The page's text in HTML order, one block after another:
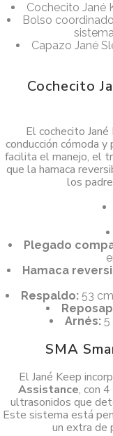
Cochecito Jané
Bolso
Capazo Jané
Cochecito
El cochecito
conducción cómoda y
facilita el manejo, el
que la hamaca
los
Plegado
Hamaca
Respaldo:53 cm
Arnés: 5
SMA
El Jané Keep
Assistance, con
ultrasonidos que
Este sistema está
un extra de